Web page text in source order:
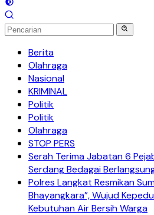
Berita
Olahraga
Nasional
KRIMINAL
Politik
Politik
Olahraga
STOP PERS
Serah Terima Jabatan 6
Serdang Bedagai
Polres Langkat Resmikan
Bhayangkara”, Wujud
Kebutuhan Air Bersih Warga